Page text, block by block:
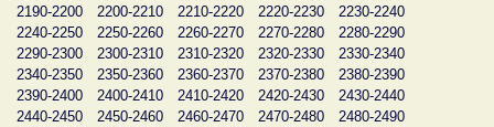
2190-2200
2200-2210 2210-2220 2220-2230
2230-2240
2240-2250
2250-2260 2260-2270 2270-2280
2280-2290
2290-2300
2300-2310 2310-2320 2320-2330
2330-2340
2340-2350
2350-2360 2360-2370 2370-2380
2380-2390
2390-2400
2400-2410 2410-2420 2420-2430
2430-2440
2440-2450
2450-2460 2460-2470 2470-2480
2480-2490